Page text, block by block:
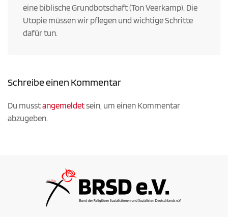
eine biblische Grundbotschaft (Ton Veerkamp). Die
Utopie müssen wir pflegen und wichtige Schritte
dafür tun.
Schreibe einen Kommentar
Du musstangemeldetsein, um einen Kommentar
abzugeben.